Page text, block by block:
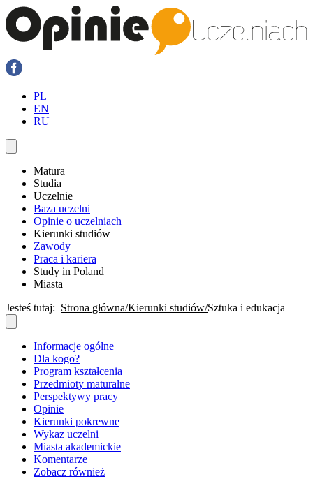
PL
EN
RU
Matura
Studia
Uczelnie
Baza uczelni
Opinie o uczelniach
Kierunki studiów
Zawody
Praca i kariera
Study in Poland
Miasta
Jesteś tutaj: Strona główna Kierunki studiów Sztuka i edukacja
Informacje ogólne
Dla kogo?
Program kształcenia
Przedmioty maturalne
Perspektywy pracy
Opinie
Kierunki pokrewne
Wykaz uczelni
Miasta akademickie
Komentarze
Zobacz również